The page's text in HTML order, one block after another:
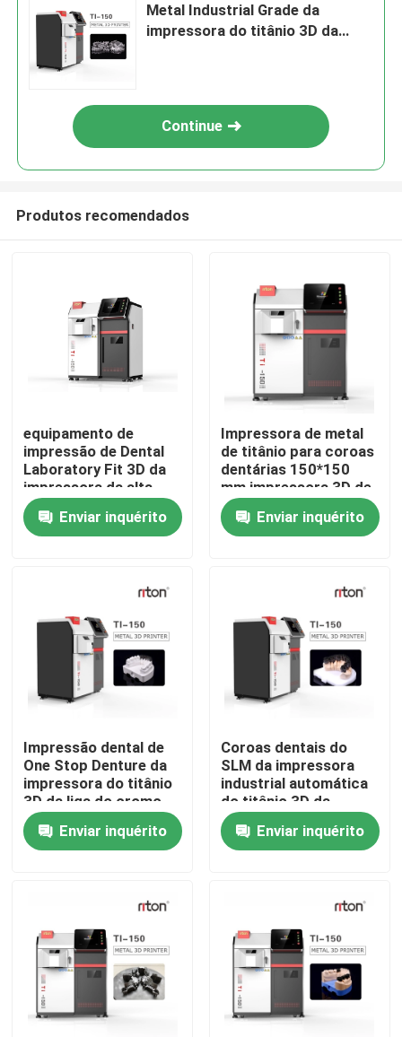
Casa
Contatos
Produtos
Impressora do metal 3D do laser
Impressora dental do metal 3D
Impressora de DLMS 3D
Impressora do LCD 3D
Metal Industrial Grade da
impressora do titânio 3D da
Continue
Produtos recomendados
equipamento de
impressão de Dental
Laboratory Fit 3D da
impressora da alta
resolução 3d de
1.064μmEnviar inquérito
Impressora de metal
de titânio para coroas
dentárias 150*150
mm impressora 3D de
alta eficiência
Enviar inquérito
Impressão dental de
One Stop Denture da
impressora do titânio
3D da liga do cromo
do cobalto
Enviar inquérito
Coroas dentais do
SLM da impressora
industrial automática
do titânio 3D da
categoria
Enviar inquérito